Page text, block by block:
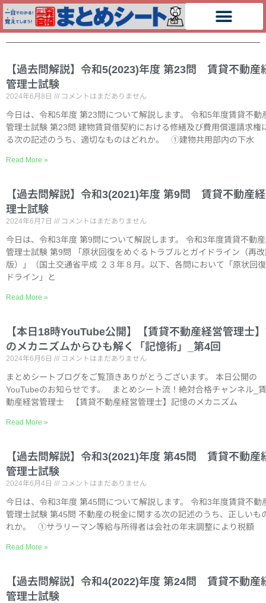
【過去問解説】令和5(2023)年度 第23問 賃貸不動産
管理士試験
2024年6月8日 コメントはまだありません
今日は、令和5年度 第23問について解説します。 令和5年度賃貸不動
管理士試験 第23問 建物賃貸借契約における修繕及び費用償還請求権
る次の記述のうち、適切なものはどれか。 ①建物共用部内の下水
Read More »
【過去問解説】令和3(2021)年度 第9問 賃貸不動産
理士試験
2024年6月7日 コメントはまだありません
今日は、令和3年度 第9問について解説します。 令和3年度賃貸不動
管理士試験 第9問 「原状回復をめぐるトラブルとガイドライン（再
版）」（国土交通省平成 ２３年８月。以下、各問において「原状回
ドライン」と
Read More »
【本日18時YouTube公開】【賃貸不動産経営管理士
のメカニズムからひも解く「記憶術」_第4回
2024年6月6日 コメントはまだありません
まとめシートブログをご覧頂きありがとうございます。 本日公開の
YouTubeのお知らせです。 まとめシート流！絶対合格チャンネル_
動産経営管理士 【賃貸不動産経営管理士】記憶のメカニズム
Read More »
【過去問解説】令和3(2021)年度 第45問 賃貸不動産
管理士試験
2024年6月4日 コメントはまだありません
今日は、令和3年度 第45問について解説します。 令和3年度賃貸不動
管理士試験 第45問 不動産の税金に関する次の記述のうち、正しいも
れか。 ①サラリーマン等給与所得者は会社の年末調整により税額
Read More »
【過去問解説】令和4(2022)年度 第24問 賃貸不動産
管理士試験